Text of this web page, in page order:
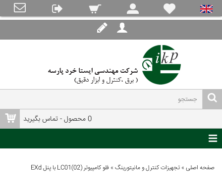
0 محصول - تماس بگیرید
صفحه اصلی » تجهیزات کنترل و مانیتورینگ » فلو کامپیوتر (LC01(02 با پنل EXd